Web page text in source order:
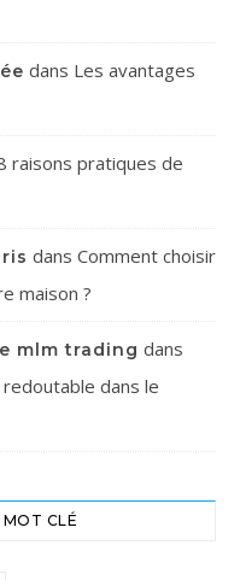
dans Les avantages
raisons pratiques de
dans Comment choisir
maison ?
mlm trading dans
dans le
MOT CLÉ